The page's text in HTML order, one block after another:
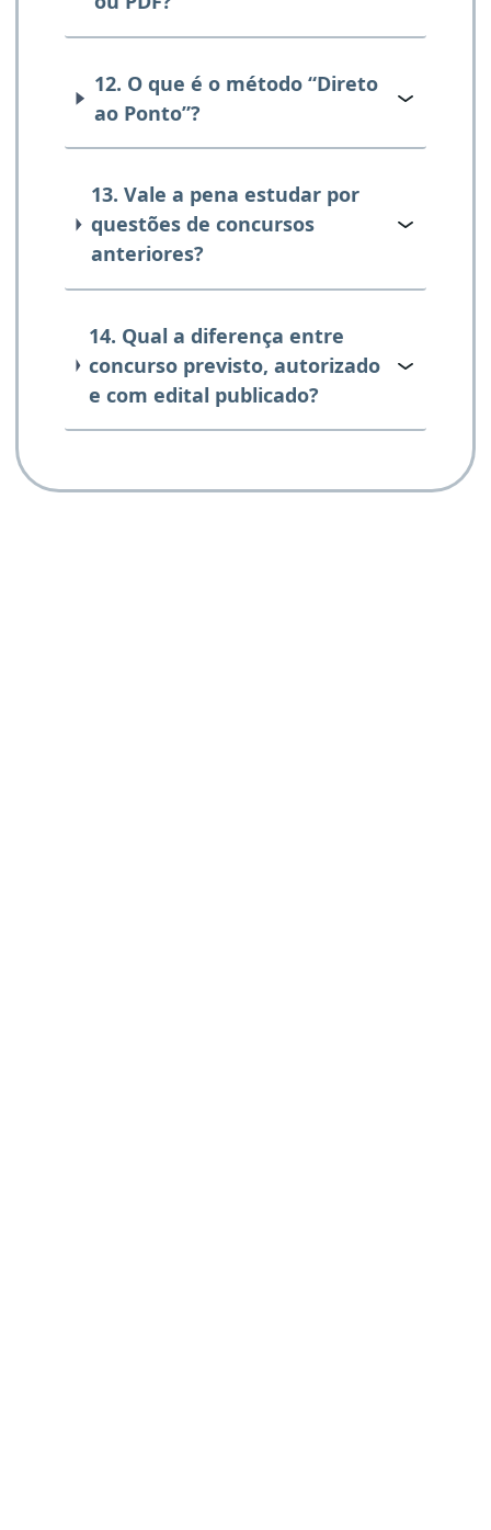
12. O que é o método “Direto
ao Ponto”?
13. Vale a pena estudar por
questões de concursos
anteriores?
14. Qual a diferença entre
concurso previsto, autorizado
e com edital publicado?